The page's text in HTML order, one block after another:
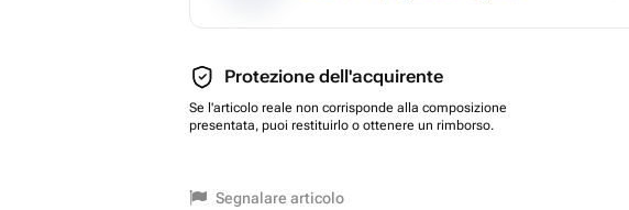
Protezione dell'acquirente
Se l'articolo reale non corrisponde alla composizione
presentata, puoi restituirlo o ottenere un rimborso.
Segnalare articolo